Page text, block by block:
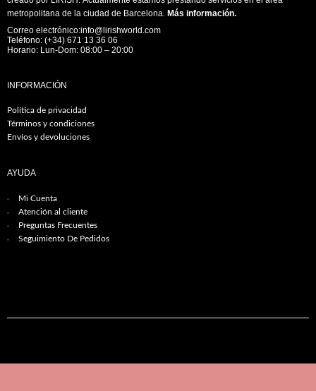
metropolitana de la ciudad de Barcelona. Más información.
Correo electrónico:info@lirishworld.com
Teléfono: (+34) 671 13 36 06
Horario: Lun-Dom: 08:00 – 20:00
INFORMACIÓN
Política de privacidad
Términos y condiciones
Envíos y devoluciones
AYUDA
Mi Cuenta
Atención al cliente
Preguntas Frecuentes
Seguimiento De Pedidos